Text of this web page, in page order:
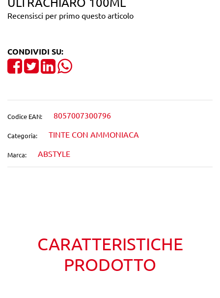
Recensisci per primo questo articolo
CONDIVIDI SU:
Share on Facebook
TweetShare on LinkedIn
Codice EAN: 8057007300796
Categoria: TINTE CON AMMONIACA
Marca: ABSTYLE
CARATTERISTICHE
PRODOTTO